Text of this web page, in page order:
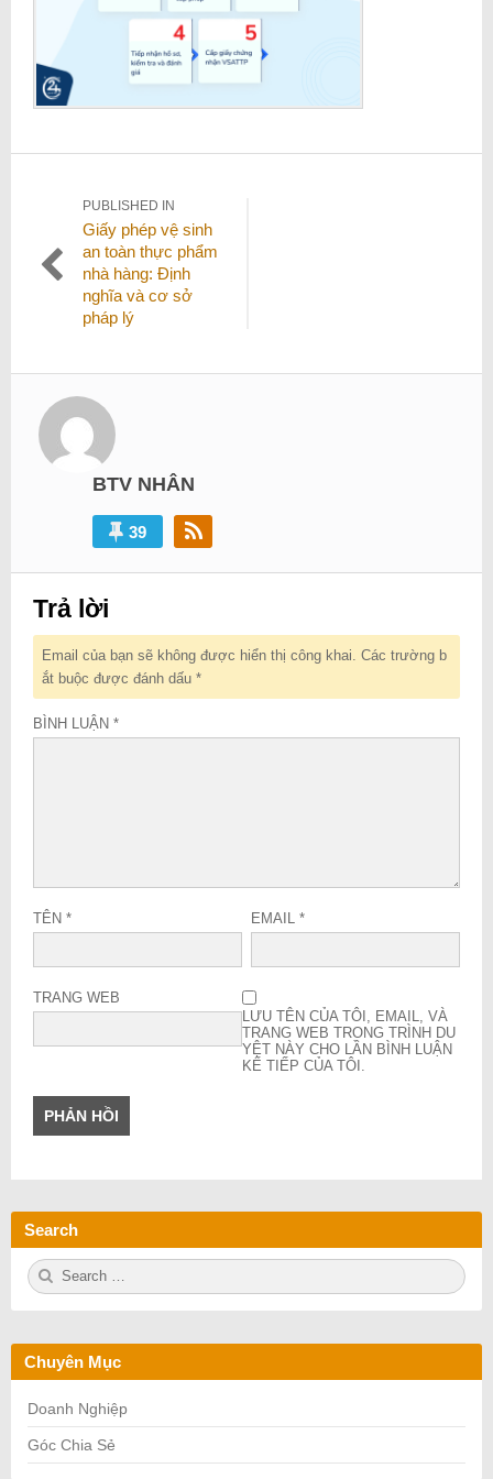
Điều
hướng
bài
viết
PUBLISHED IN
Giấy phép vệ sinh
an toàn thực phẩm
nhà hàng: Định
nghĩa và cơ sở
pháp lý
BTV NHÂN
39
Trả lời
Email của bạn sẽ không được hiển thị công khai. Các trường b
ắt buộc được đánh dấu *
BÌNH LUẬN *
TÊN * EMAIL *
TRANG WEB
LƯU TÊN CỦA TÔI, EMAIL, VÀ
TRANG WEB TRONG TRÌNH DU
YỆT NÀY CHO LẦN BÌNH LUẬN
KẾ TIẾP CỦA TÔI.
Search
S
e
h
f
r:
Chuyên Mục
Doanh Nghiệp
Góc Chia Sẻ